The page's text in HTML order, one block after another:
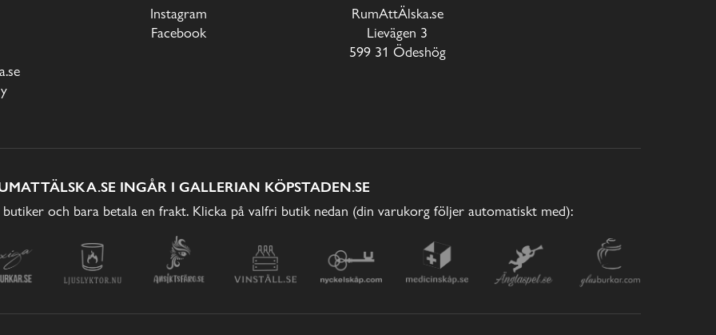
Instagram
Facebook
RumAttÄlska.se
Lievägen 3
599 31 Ödeshög
INGÅR I GALLERIAN KÖPSTADEN.SE
och bara betala en frakt. Klicka på valfri butik nedan (din varukorg följer automatiskt med):